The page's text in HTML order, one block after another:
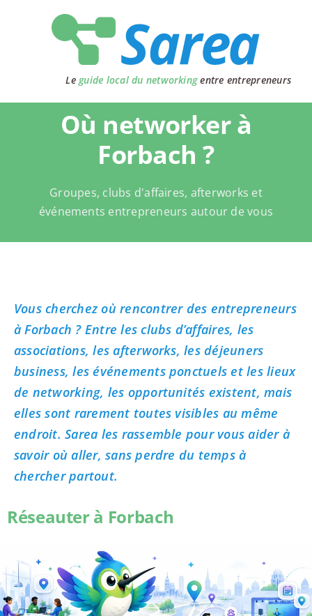
Le guide local du networkingentre entrepreneurs
Où networker à
Forbach ?
Groupes, clubs d'affaires, afterworks et
événements entrepreneurs autour de vous
Vous cherchez où rencontrer des entrepreneurs
à Forbach ? Entre les clubs d’affaires, les
associations, les afterworks, les déjeuners
business, les événements ponctuels et les lieux
de networking, les opportunités existent, mais
elles sont rarement toutes visibles au même
endroit. Sarea les rassemble pour vous aider à
savoir où aller, sans perdre du temps à
chercher partout.
Réseauter à Forbach